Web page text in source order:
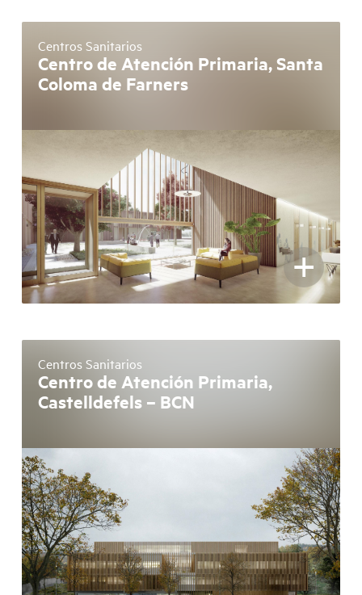
Centros Sanitarios
Centro de Atención Primaria, Santa
Coloma de Farners
+
Centros Sanitarios
Centro de Atención Primaria,
Castelldefels – BCN